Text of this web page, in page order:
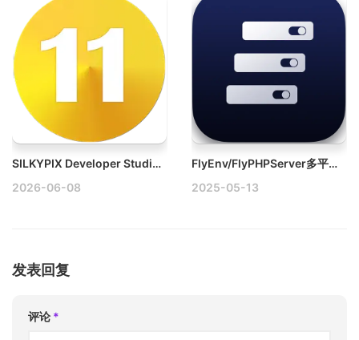
SILKYPIX Developer Studio Pro v11.0.18.0 Mac专业RAW修图工具
2026-06-08
FlyEnv/FlyPHPServer多平台开发环境管理
2025-05-13
发表回复
评论 *